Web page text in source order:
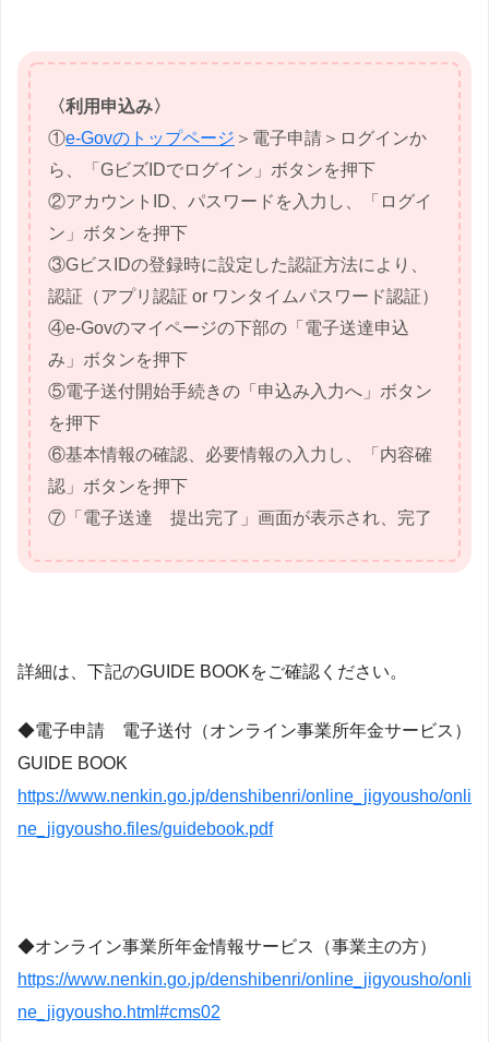
〈利用申込み〉
①e-Govのトップページ ＞電子申請＞ログインか
ら、「GビズIDでログイン」ボタンを押下
②アカウントID、パスワードを入力し、「ログイ
ン」ボタンを押下
③GビスIDの登録時に設定した認証方法により、
認証（アプリ認証 or ワンタイムパスワード認証）
④e-Govのマイページの下部の「電子送達申込
み」ボタンを押下
⑤電子送付開始手続きの「申込み入力へ」ボタン
を押下
⑥基本情報の確認、必要情報の入力し、「内容確
認」ボタンを押下
⑦「電子送達 提出完了」画面が表示され、完了
詳細は、下記のGUIDE BOOKをご確認ください。
◆電子申請 電子送付（オンライン事業所年金サービス）
GUIDE BOOK
https://www.nenkin.go.jp/denshibenri/online_jigyousho/onli
ne_jigyousho.files/guidebook.pdf
◆オンライン事業所年金情報サービス（事業主の方）
https://www.nenkin.go.jp/denshibenri/online_jigyousho/onli
ne_jigyousho.html#cms02